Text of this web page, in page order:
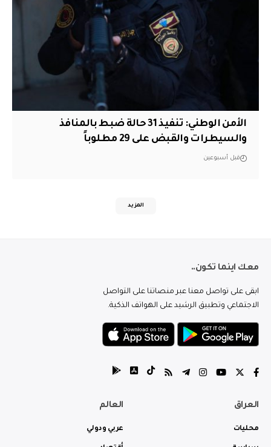
الأمن الوطني: تنفيذ 31 حالة ضبط بالمنافذ
والسيطرات والقبض على 29 مطلوباً
قبل أسبوعين
المزيد
معك اينما تكون..
ابقى على تواصل معنا عبر منصاتنا على التواصل
الاجتماعي وتطبيق الرشيد على الهواتف الذكية.
العراق
محليات
العالم
عربي ودولي